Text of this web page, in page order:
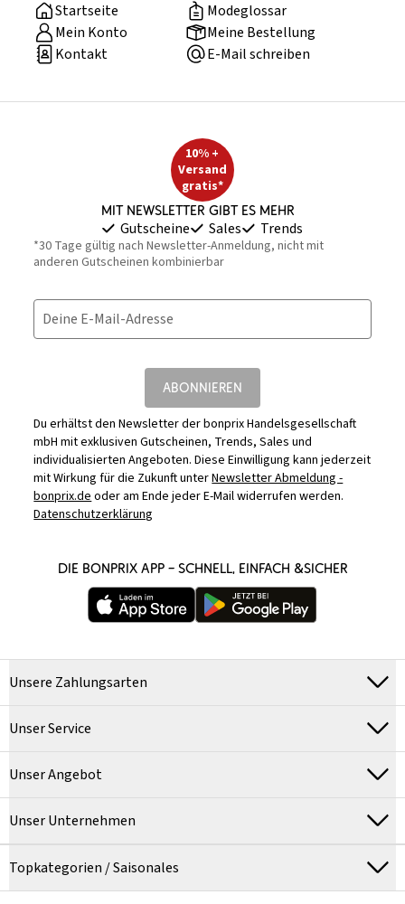
Startseite
Modeglossar
Mein Konto
Meine Bestellung
Kontakt
E-Mail schreiben
10% +
Versand
gratis*
Mit Newsletter gibt es mehr
Gutscheine Sales Trends
*30 Tage gültig nach Newsletter-Anmeldung, nicht mit
anderen Gutscheinen kombinierbar
Deine E-Mail-Adresse
ABONNIEREN
Du erhältst den Newsletter der bonprix Handelsgesellschaft
mbH mit exklusiven Gutscheinen, Trends, Sales und
individualisierten Angeboten. Diese Einwilligung kann jederzeit
mit Wirkung für die Zukunft unterNewsletter Abmeldung -
bonprix.deoder am Ende jeder E-Mail widerrufen werden.
Datenschutzerklärung
DIE BONPRIX APP – SCHNELL, EINFACH &SICHER
Unsere Zahlungsarten
Unser Service
Unser Angebot
Unser Unternehmen
Topkategorien / Saisonales